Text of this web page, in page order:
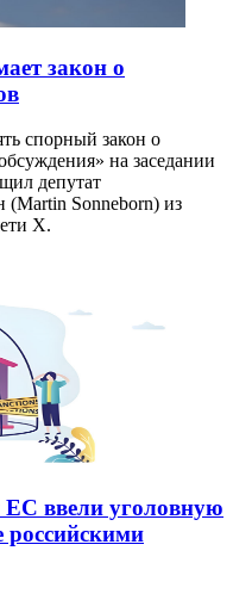
закон о
спорный закон о
на заседании
депутат
Sonneborn) из
X.
ввели уголовную
российскими